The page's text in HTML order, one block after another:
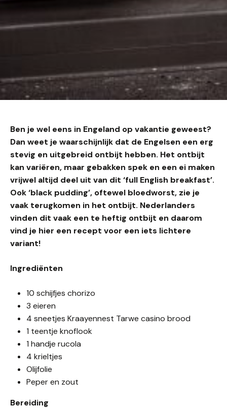
Ben je wel eens in Engeland op vakantie geweest?
Dan weet je waarschijnlijk dat de Engelsen een erg
stevig en uitgebreid ontbijt hebben. Het ontbijt
kan variëren, maar gebakken spek en een ei maken
vrijwel altijd deel uit van dit ‘full English breakfast’.
Ook ‘black pudding’, oftewel bloedworst, zie je
vaak terugkomen in het ontbijt. Nederlanders
vinden dit vaak een te heftig ontbijt en daarom
vind je hier een recept voor een iets lichtere
variant!
Ingrediënten
10 schijfjes chorizo
3 eieren
4 sneetjes Kraayennest Tarwe casino brood
1 teentje knoflook
1 handje rucola
4 krieltjes
Olijfolie
Peper en zout
Bereiding